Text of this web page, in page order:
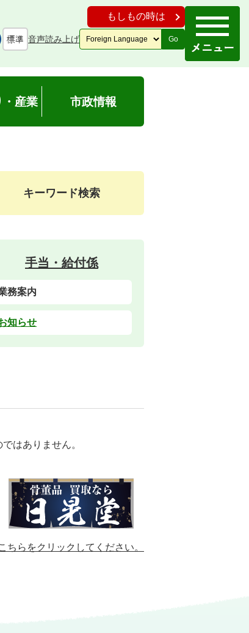
もしもの時は
音声読み上げ Go
・産業 市政情報
キーワード検索
手当・給付係
務案内
知らせ
はありません。
ちらをクリックしてください。